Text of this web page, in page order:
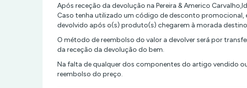
Após receção da devolução na Pereira & Americo
Caso tenha utilizado um código de desconto promocional,
devolvido após o(s) produto(s) chegarem à morada
O método de reembolso do valor a devolver será por
da receção da devolução do bem.
Na falta de qualquer dos componentes do artigo vendido
reembolso do preço.